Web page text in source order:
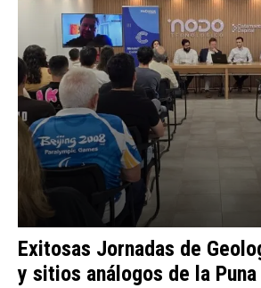
Exitosas Jornadas de
y sitios análogos de la Puna